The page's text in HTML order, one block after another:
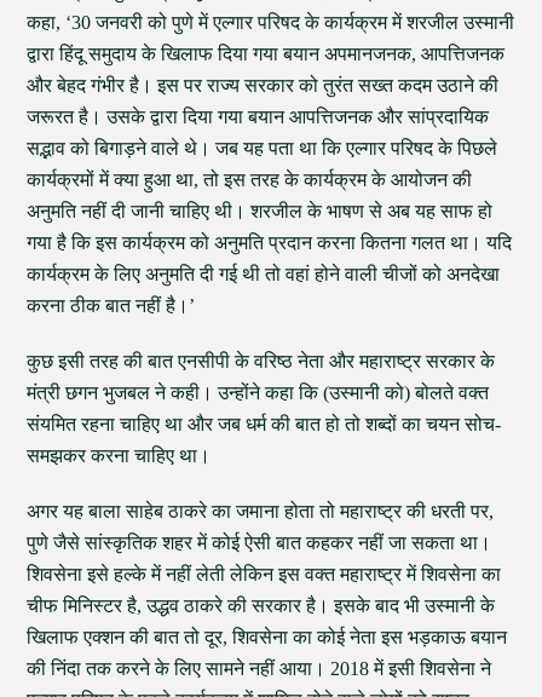
कहा, ‘30 जनवरी को पुणे में एल्गार परिषद के कार्यक्रम में शरजील उस्मानी
द्वारा हिंदू समुदाय के खिलाफ दिया गया बयान अपमानजनक, आपत्तिजनक
और बेहद गंभीर है। इस पर राज्य सरकार को तुरंत सख्त कदम उठाने की
जरूरत है। उसके द्वारा दिया गया बयान आपत्तिजनक और सांप्रदायिक
सद्भाव को बिगाड़ने वाले थे। जब यह पता था कि एल्गार परिषद के पिछले
कार्यक्रमों में क्या हुआ था, तो इस तरह के कार्यक्रम के आयोजन की
अनुमति नहीं दी जानी चाहिए थी। शरजील के भाषण से अब यह साफ हो
गया है कि इस कार्यक्रम को अनुमति प्रदान करना कितना गलत था। यदि
कार्यक्रम के लिए अनुमति दी गई थी तो वहां होने वाली चीजों को अनदेखा
करना ठीक बात नहीं है।’
कुछ इसी तरह की बात एनसीपी के वरिष्ठ नेता और महाराष्ट्र सरकार के
मंत्री छगन भुजबल ने कही। उन्होंने कहा कि (उस्मानी को) बोलते वक्त
संयमित रहना चाहिए था और जब धर्म की बात हो तो शब्दों का चयन सोच-
समझकर करना चाहिए था।
अगर यह बाला साहेब ठाकरे का जमाना होता तो महाराष्ट्र की धरती पर,
पुणे जैसे सांस्कृतिक शहर में कोई ऐसी बात कहकर नहीं जा सकता था।
शिवसेना इसे हल्के में नहीं लेती लेकिन इस वक्त महाराष्ट्र में शिवसेना का
चीफ मिनिस्टर है, उद्धव ठाकरे की सरकार है। इसके बाद भी उस्मानी के
खिलाफ एक्शन की बात तो दूर, शिवसेना का कोई नेता इस भड़काऊ बयान
की निंदा तक करने के लिए सामने नहीं आया। 2018 में इसी शिवसेना ने